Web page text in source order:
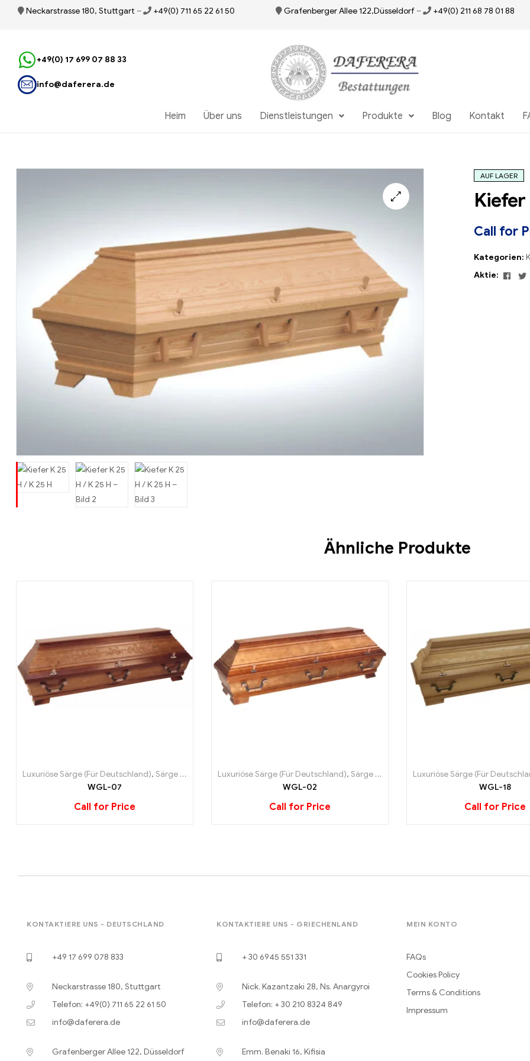
Neckarstrasse 180, Stuttgart – +49(0) 711 65 22 61 50 Grafenberger Allee 122,Düsseldorf – +49(0) 211 68 78 01 88
+49(0) 17 699 07 88 33
info@daferera.de
Heim Über uns Dienstleistungen Produkte Blog Kontakt
AUF LAGER
Kiefer
Call for
Kategorien:
Aktie:
Ähnliche Produkte
Luxuriöse Särge (Für Deutschland), Särge (Für Deutschland)
WGL-07
Call for Price
Luxuriöse Särge (Für Deutschland), Särge (Für Deutschland)
WGL-02
Call for Price
Luxuriöse Särge (Für
WGL-18
Call for Price
KONTAKTIERE UNS - DEUTSCHLAND
+49 17 699 078 833
Neckarstrasse 180, Stuttgart
Telefon: +49(0) 711 65 22 61 50
info@daferera.de
Grafenberger Allee 122, Düsseldorf
KONTAKTIERE UNS - GRIECHENLAND
+ 30 6945 551 331
Nick. Kazantzaki 28, Ns. Anargyroi
Telefon: + 30 210 8324 849
info@daferera.de
Emm. Benaki 16, Kifisia
MEIN KONTO
FAQs
Cookies Policy
Terms & Conditions
Impressum